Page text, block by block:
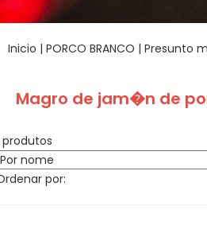
Inicio | PORCO BRANCO | Presunto
Magro de jam�n de
produtos
por: